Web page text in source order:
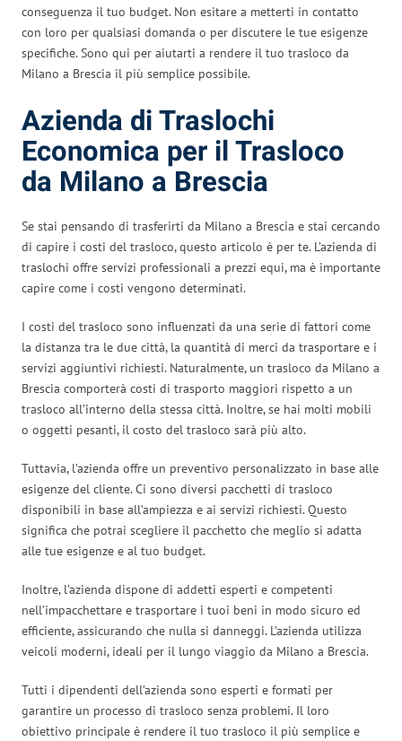
conseguenza il tuo budget. Non esitare a metterti in contatto
con loro per qualsiasi domanda o per discutere le tue esigenze
specifiche. Sono qui per aiutarti a rendere il tuo trasloco da
Milano a Brescia il più semplice possibile.
Azienda di Traslochi
Economica per il Trasloco
da Milano a Brescia
Se stai pensando di trasferirti da Milano a Brescia e stai cercando
di capire i costi del trasloco, questo articolo è per te. L’azienda di
traslochi offre servizi professionali a prezzi equi, ma è importante
capire come i costi vengono determinati.
I costi del trasloco sono influenzati da una serie di fattori come
la distanza tra le due città, la quantità di merci da trasportare e i
servizi aggiuntivi richiesti. Naturalmente, un trasloco da Milano a
Brescia comporterà costi di trasporto maggiori rispetto a un
trasloco all’interno della stessa città. Inoltre, se hai molti mobili
o oggetti pesanti, il costo del trasloco sarà più alto.
Tuttavia, l’azienda offre un preventivo personalizzato in base alle
esigenze del cliente. Ci sono diversi pacchetti di trasloco
disponibili in base all’ampiezza e ai servizi richiesti. Questo
significa che potrai scegliere il pacchetto che meglio si adatta
alle tue esigenze e al tuo budget.
Inoltre, l’azienda dispone di addetti esperti e competenti
nell’impacchettare e trasportare i tuoi beni in modo sicuro ed
efficiente, assicurando che nulla si danneggi. L’azienda utilizza
veicoli moderni, ideali per il lungo viaggio da Milano a Brescia.
Tutti i dipendenti dell’azienda sono esperti e formati per
garantire un processo di trasloco senza problemi. Il loro
obiettivo principale è rendere il tuo trasloco il più semplice e